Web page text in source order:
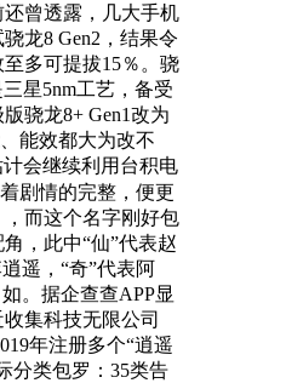
曾透露，几大手机
龙8 Gen2，结果令
多可提拔15％。骁
星5nm工艺，备受
骁龙8+ Gen1改为
能效都大为改不
计会继续利用台积电
剧情的完整，便更
而这个名字刚好包
，此中“仙”代表赵
遥，“奇”代表阿
。据企查查APP显
集科技无限公司
年注册多个“逍遥
分类包罗：35类告